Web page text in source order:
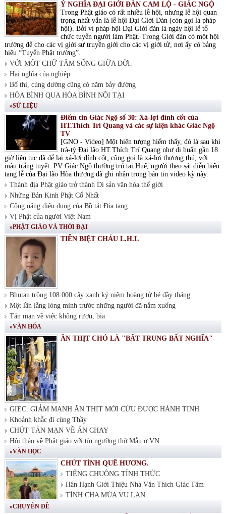
Ý NGHĨA ĐẠI GIỚI ĐÀN CAM LỘ - GIÁC NGỘ
Trong Phật giáo có rất nhiều lễ hội, nhưng lễ hội quan
trọng nhất vẫn là lễ hội Đại Giới Đàn (còn gọi là pháp
hội). Bởi vì pháp hội Đại Giới đàn là ngày hội lễ tổ
chức tuyển người làm Phật. Trong Giới đàn có một hội
trường để cho các vị giới sư truyền giới cho các vị giới tử, nơi ấy có bảng
hiệu “Tuyển Phật trường”.
VỚI MỘT CHỮ TÂM SỐNG GIỮA ĐỜI.
Hai nghĩa của nghiệp
Bố thí, cúng dường cũng có năm bảy đường
HÒA BÌNH QUA HÒA BÌNH NỘI TẠI
»SỬ LIỆU
Điểm tin Giác Ngộ số 30: Xá-lợi đỉnh cốt của
HT.Thích Trí Quang và các sự kiện khác Giác Ngộ
TV
[GNO - Video] Một hiện tượng hiếm thấy, đó là sau khi
trà-tỳ Đại lão HT.Thích Trí Quang như di huấn gần 18
giờ liên tục đã để lại xá-lợi đỉnh cốt, cũng gọi là xá-lợi thượng thủ, với
màu trắng tuyết. PV Giác Ngộ thường trú tại Huế, người theo sát diễn biến
tang lễ của Đại lão Hòa thượng đã ghi nhận trong bản tin video kỳ này.
Thánh địa Phật giáo trở thành Di sản văn hóa thế giới
Những Bản Kinh Phật Cổ Nhất
Công năng diệu dụng của Bồ tát Địa tạng
Vị Phật của người Việt Nam
»PHẬT GIÁO VÀ THỜI ĐẠI
TIỄN BIỆT CHÁU L.H.L
Bhutan trồng 108.000 cây xanh kỷ niệm hoàng tử bé đầy tháng
Một lần lắng lòng mình trước những người đã nằm xuống
Tản mạn về việc không rượu, bia
»VĂN HÓA
ĂN THỊT CHÓ LÀ "BẤT TRUNG BẤT NGHĨA"
GIEC: GIẢM MẠNH ĂN THỊT MỚI CỨU ĐƯỢC HÀNH TINH
Khoảnh khắc đi cùng Thầy
CHÚT TẢN MẠN VỀ ĂN CHAY
Hội thảo về Phật giáo với tín ngưỡng thờ Mẫu ở VN
»VĂN HỌC
CHÚT TÌNH QUÊ HƯƠNG.
TIẾNG CHUÔNG TỈNH THỨC
Hân Hạnh Giới Thiệu Nhà Văn Thích Giác Tâm
TÌNH CHA MÙA VU LAN
»CHUYÊN ĐỀ